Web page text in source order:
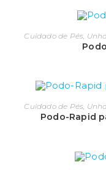
Cuidado de Pés,
Cuidado de Pés,
Podo-Rapid